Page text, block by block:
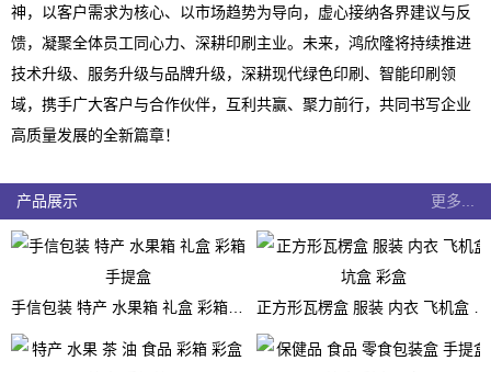
神，以客户需求为核心、以市场趋势为导向，虚心接纳各界建议与反
馈，凝聚全体员工同心力、深耕印刷主业。未来，鸿欣隆将持续推进
技术升级、服务升级与品牌升级，深耕现代绿色印刷、智能印刷领
域，携手广大客户与合作伙伴，互利共赢、聚力前行，共同书写企业
高质量发展的全新篇章！
产品展示 更多...
手信包装 特产 水果箱 礼盒 彩箱 手提盒 正方形瓦楞盒 服装 内衣 飞机盒 坑盒 彩盒